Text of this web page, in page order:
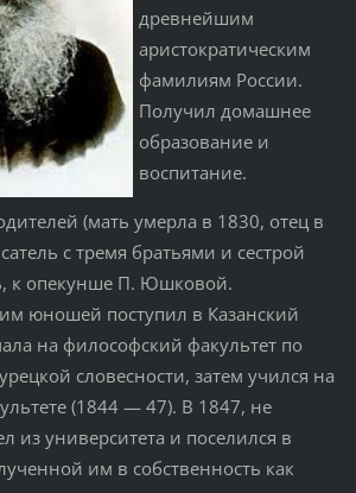
древнейшим
аристократическим
фамилиям России.
Получил домашнее
образование и
воспитание.
(мать умерла в 1830, отец в
с тремя братьями и сестрой
к опекунше П. Юшковой.
юношей поступил в Казанский
на философский факультет по
словесности, затем учился на
(1844 — 47). В 1847, не
из университета и поселился в
им в собственность как